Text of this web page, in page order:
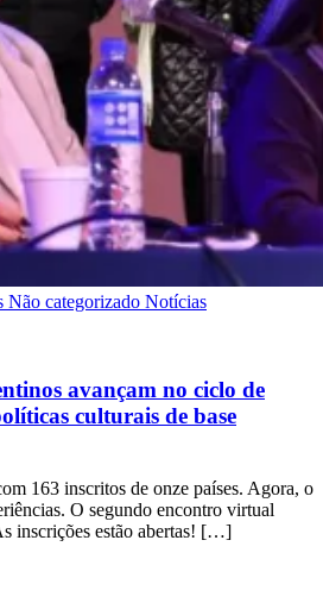
Não categorizado Notícias
avançam no ciclo de
culturais de base
163 inscritos de onze países. Agora, o
O segundo encontro virtual
inscrições estão abertas! […]